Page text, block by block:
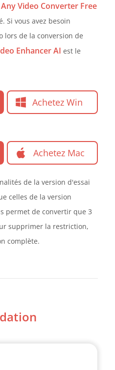
Any Video Converter Free
Si vous avez besoin
lors de la conversion de
Enhancer AI est le
Achetez Win
Achetez Mac
de la version d'essai
celles de la version
permet de convertir que 3
supprimer la restriction,
complète.